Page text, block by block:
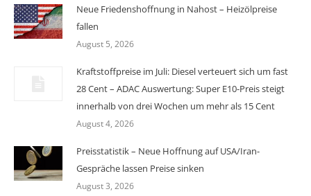
Neue Friedenshoffnung in Nahost – Heizölpreise
fallen
August 5, 2026
Kraftstoffpreise im Juli: Diesel verteuert sich um fast
28 Cent – ADAC Auswertung: Super E10-Preis steigt
innerhalb von drei Wochen um mehr als 15 Cent
August 4, 2026
Preisstatistik – Neue Hoffnung auf USA/Iran-
Gespräche lassen Preise sinken
August 3, 2026